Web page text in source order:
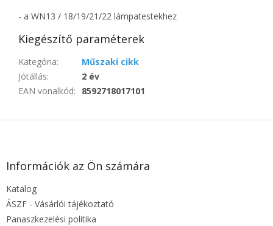
- a WN13 / 18/19/21/22 lámpatestekhez
Kiegészítő paraméterek
Kategória:
Műszaki cikk
Jótállás:
2 év
EAN vonalkód: 8592718017101
L
Információk az Ön számára
Katalog
ÁSZF - Vásárlói tájékoztató
Panaszkezelési politika